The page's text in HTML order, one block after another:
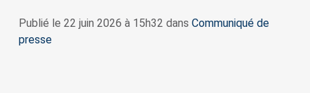
Publié le 22 juin 2026 à 15h32 dans Communiqué de
presse